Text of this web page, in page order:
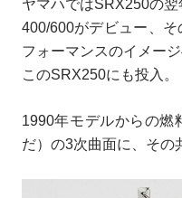
ヤマハではSRX250の
400/600がデビュー、
フォーマンスのイメー
このSRX250にも投入。
1990年モデルからの燃
だ）の3次曲面に、その